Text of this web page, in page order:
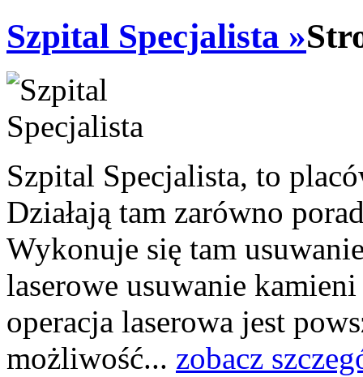
Szpital Specjalista »
Szpital Specjalista, to
Działają tam zarówno
Wykonuje się tam
laserowe usuwanie
operacja laserowa jest
możliwość... zobacz